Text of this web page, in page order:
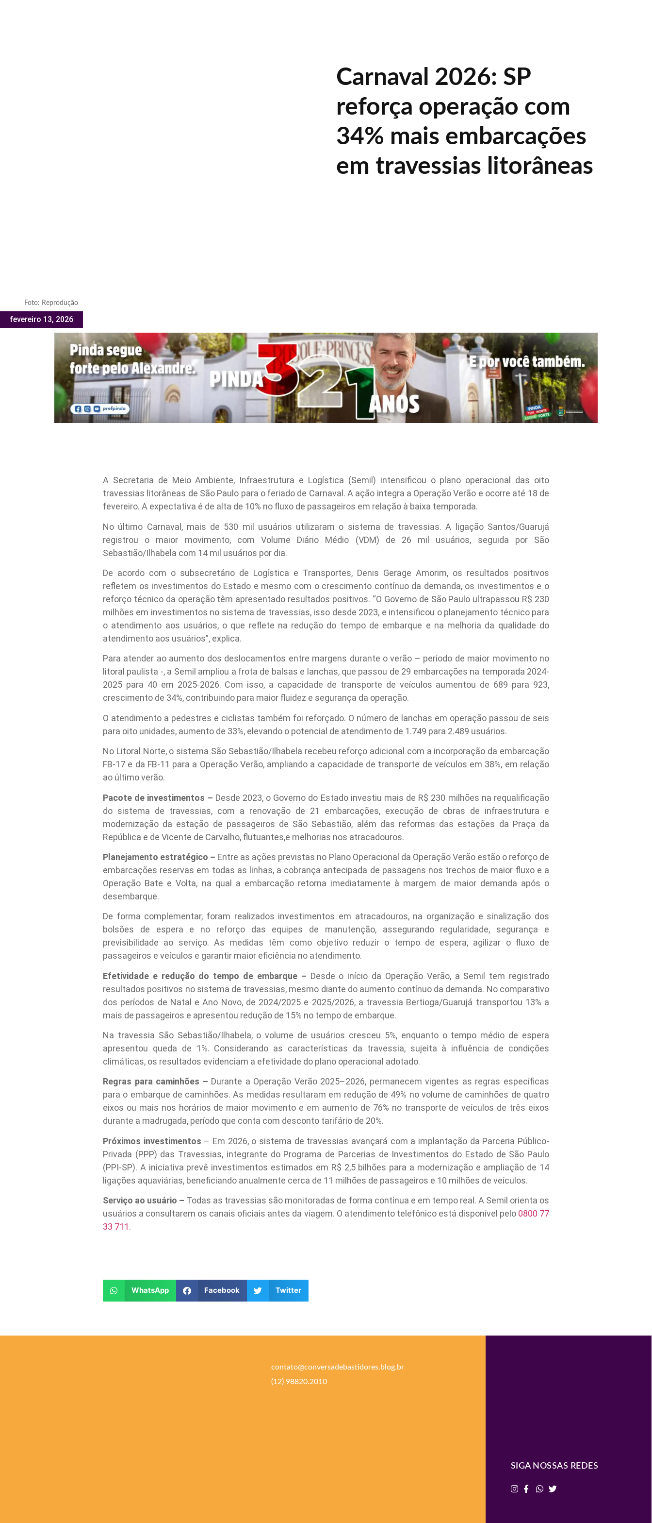
Foto: Reprodução
fevereiro 13, 2026
Carnaval 2026: SP
reforça operação com
34% mais embarcações
em travessias litorâneas
A Secretaria de Meio Ambiente, Infraestrutura e Logística (Semil) intensificou o plano operacional das oito
travessias litorâneas de São Paulo para o feriado de Carnaval. A ação integra a Operação Verão e ocorre até 18 de
fevereiro. A expectativa é de alta de 10% no fluxo de passageiros em relação à baixa temporada.
No último Carnaval, mais de 530 mil usuários utilizaram o sistema de travessias. A ligação Santos/Guarujá
registrou o maior movimento, com Volume Diário Médio (VDM) de 26 mil usuários, seguida por São
Sebastião/Ilhabela com 14 mil usuários por dia.
De acordo com o subsecretário de Logística e Transportes, Denis Gerage Amorim, os resultados positivos
refletem os investimentos do Estado e mesmo com o crescimento contínuo da demanda, os investimentos e o
reforço técnico da operação têm apresentado resultados positivos. “O Governo de São Paulo ultrapassou R$ 230
milhões em investimentos no sistema de travessias, isso desde 2023, e intensificou o planejamento técnico para
o atendimento aos usuários, o que reflete na redução do tempo de embarque e na melhoria da qualidade do
atendimento aos usuários”, explica.
Para atender ao aumento dos deslocamentos entre margens durante o verão – período de maior movimento no
litoral paulista -, a Semil ampliou a frota de balsas e lanchas, que passou de 29 embarcações na temporada 2024-
2025 para 40 em 2025-2026. Com isso, a capacidade de transporte de veículos aumentou de 689 para 923,
crescimento de 34%, contribuindo para maior fluidez e segurança da operação.
O atendimento a pedestres e ciclistas também foi reforçado. O número de lanchas em operação passou de seis
para oito unidades, aumento de 33%, elevando o potencial de atendimento de 1.749 para 2.489 usuários.
No Litoral Norte, o sistema São Sebastião/Ilhabela recebeu reforço adicional com a incorporação da embarcação
FB-17 e da FB-11 para a Operação Verão, ampliando a capacidade de transporte de veículos em 38%, em relação
ao último verão.
Pacote de investimentos – Desde 2023, o Governo do Estado investiu mais de R$ 230 milhões na requalificação
do sistema de travessias, com a renovação de 21 embarcações, execução de obras de infraestrutura e
modernização da estação de passageiros de São Sebastião, além das reformas das estações da Praça da
República e de Vicente de Carvalho, flutuantes,e melhorias nos atracadouros.
Planejamento estratégico – Entre as ações previstas no Plano Operacional da Operação Verão estão o reforço de
embarcações reservas em todas as linhas, a cobrança antecipada de passagens nos trechos de maior fluxo e a
Operação Bate e Volta, na qual a embarcação retorna imediatamente à margem de maior demanda após o
desembarque.
De forma complementar, foram realizados investimentos em atracadouros, na organização e sinalização dos
bolsões de espera e no reforço das equipes de manutenção, assegurando regularidade, segurança e
previsibilidade ao serviço. As medidas têm como objetivo reduzir o tempo de espera, agilizar o fluxo de
passageiros e veículos e garantir maior eficiência no atendimento.
Efetividade e redução do tempo de embarque – Desde o início da Operação Verão, a Semil tem registrado
resultados positivos no sistema de travessias, mesmo diante do aumento contínuo da demanda. No comparativo
dos períodos de Natal e Ano Novo, de 2024/2025 e 2025/2026, a travessia Bertioga/Guarujá transportou 13% a
mais de passageiros e apresentou redução de 15% no tempo de embarque.
Na travessia São Sebastião/Ilhabela, o volume de usuários cresceu 5%, enquanto o tempo médio de espera
apresentou queda de 1%. Considerando as características da travessia, sujeita à influência de condições
climáticas, os resultados evidenciam a efetividade do plano operacional adotado.
Regras para caminhões – Durante a Operação Verão 2025–2026, permanecem vigentes as regras específicas
para o embarque de caminhões. As medidas resultaram em redução de 49% no volume de caminhões de quatro
eixos ou mais nos horários de maior movimento e em aumento de 76% no transporte de veículos de três eixos
durante a madrugada, período que conta com desconto tarifário de 20%.
Próximos investimentos – Em 2026, o sistema de travessias avançará com a implantação da Parceria Público-
Privada (PPP) das Travessias, integrante do Programa de Parcerias de Investimentos do Estado de São Paulo
(PPI-SP). A iniciativa prevê investimentos estimados em R$ 2,5 bilhões para a modernização e ampliação de 14
ligações aquaviárias, beneficiando anualmente cerca de 11 milhões de passageiros e 10 milhões de veículos.
Serviço ao usuário – Todas as travessias são monitoradas de forma contínua e em tempo real. A Semil orienta os
usuários a consultarem os canais oficiais antes da viagem. O atendimento telefônico está disponível pelo 0800 77
33 711.
WhatsApp Facebook Twitter
contato@conversadebastidores.blog.br
(12) 98820.2010
SIGA NOSSAS REDES